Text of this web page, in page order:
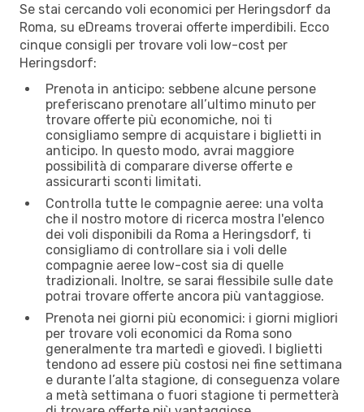
Se stai cercando voli economici per Heringsdorf da
Roma, su eDreams troverai offerte imperdibili. Ecco
cinque consigli per trovare voli low-cost per
Heringsdorf:
Prenota in anticipo: sebbene alcune persone
preferiscano prenotare all’ultimo minuto per
trovare offerte più economiche, noi ti
consigliamo sempre di acquistare i biglietti in
anticipo. In questo modo, avrai maggiore
possibilità di comparare diverse offerte e
assicurarti sconti limitati.
Controlla tutte le compagnie aeree: una volta
che il nostro motore di ricerca mostra l'elenco
dei voli disponibili da Roma a Heringsdorf, ti
consigliamo di controllare sia i voli delle
compagnie aeree low-cost sia di quelle
tradizionali. Inoltre, se sarai flessibile sulle date
potrai trovare offerte ancora più vantaggiose.
Prenota nei giorni più economici: i giorni migliori
per trovare voli economici da Roma sono
generalmente tra martedì e giovedì. I biglietti
tendono ad essere più costosi nei fine settimana
e durante l’alta stagione, di conseguenza volare
a metà settimana o fuori stagione ti permetterà